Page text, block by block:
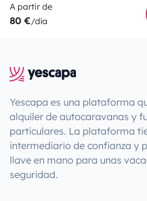
A partir de
80 €/día
Yescapa es una plataforma
alquiler de autocaravanas y
particulares. La plataforma
intermediario de confianza y
llave en mano para unas
seguridad.